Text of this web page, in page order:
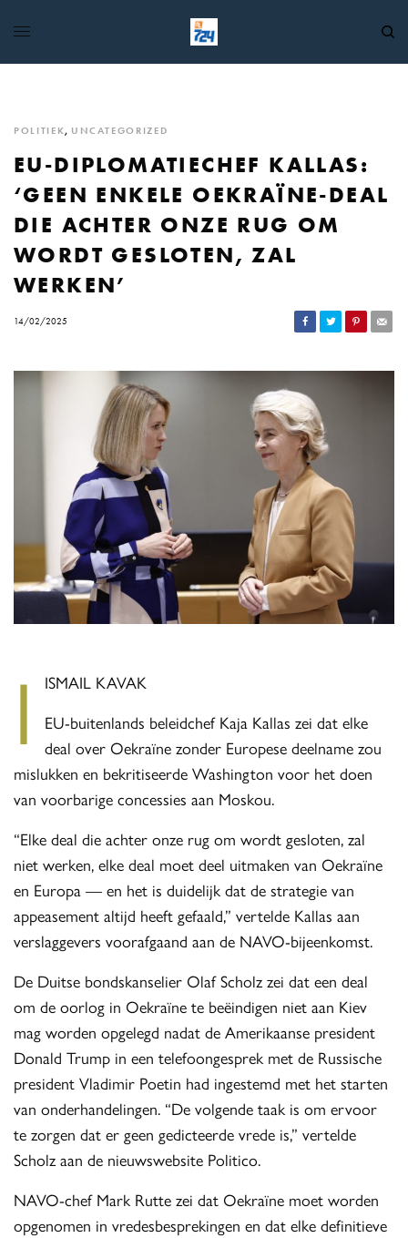
POLITIEK, UNCATEGORIZED
EU-DIPLOMATIECHEF KALLAS:
‘GEEN ENKELE OEKRAÏNE-DEAL
DIE ACHTER ONZE RUG OM
WORDT GESLOTEN, ZAL
WERKEN’
14/02/2025
I
ISMAIL KAVAK
EU-buitenlands beleidchef Kaja Kallas zei dat elke
deal over Oekraïne zonder Europese deelname zou
mislukken en bekritiseerde Washington voor het doen
van voorbarige concessies aan Moskou.
“Elke deal die achter onze rug om wordt gesloten, zal
niet werken, elke deal moet deel uitmaken van Oekraïne
en Europa — en het is duidelijk dat de strategie van
appeasement altijd heeft gefaald,” vertelde Kallas aan
verslaggevers voorafgaand aan de NAVO-bijeenkomst.
De Duitse bondskanselier Olaf Scholz zei dat een deal
om de oorlog in Oekraïne te beëindigen niet aan Kiev
mag worden opgelegd nadat de Amerikaanse president
Donald Trump in een telefoongesprek met de Russische
president Vladimir Poetin had ingestemd met het starten
van onderhandelingen. “De volgende taak is om ervoor
te zorgen dat er geen gedicteerde vrede is,” vertelde
Scholz aan de nieuwswebsite Politico.
NAVO-chef Mark Rutte zei dat Oekraïne moet worden
opgenomen in vredesbesprekingen en dat elke definitieve